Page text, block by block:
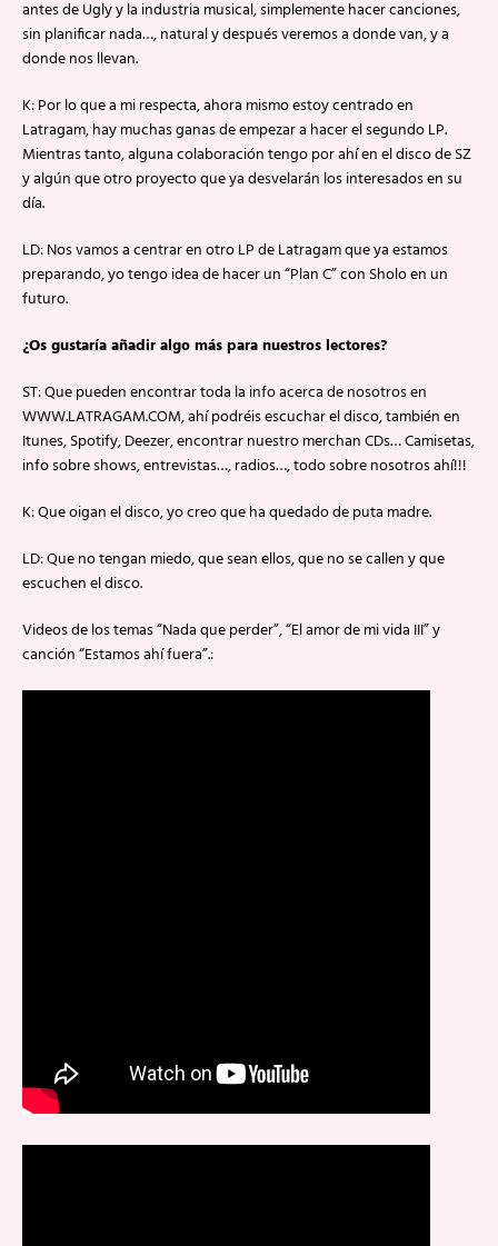
antes de Ugly y la industria musical, simplemente hacer canciones,
sin planificar nada…, natural y después veremos a donde van, y a
donde nos llevan.
K: Por lo que a mi respecta, ahora mismo estoy centrado en
Latragam, hay muchas ganas de empezar a hacer el segundo LP.
Mientras tanto, alguna colaboración tengo por ahí en el disco de SZ
y algún que otro proyecto que ya desvelarán los interesados en su
día.
LD: Nos vamos a centrar en otro LP de Latragam que ya estamos
preparando, yo tengo idea de hacer un “Plan C” con Sholo en un
futuro.
¿Os gustaría añadir algo más para nuestros lectores?
ST: Que pueden encontrar toda la info acerca de nosotros en
WWW.LATRAGAM.COM, ahí podréis escuchar el disco, también en
Itunes, Spotify, Deezer, encontrar nuestro merchan CDs… Camisetas,
info sobre shows, entrevistas…, radios…, todo sobre nosotros ahí!!!
K: Que oigan el disco, yo creo que ha quedado de puta madre.
LD: Que no tengan miedo, que sean ellos, que no se callen y que
escuchen el disco.
Videos de los temas “Nada que perder”, “El amor de mi vida III” y
canción “Estamos ahí fuera”.: